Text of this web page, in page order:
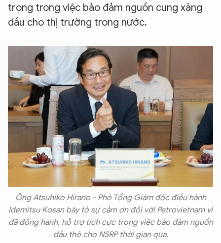
trọng trong việc bảo đảm nguồn cung xăng
dầu cho thị trường trong nước.
Ông Atsuhiko Hirano - Phó Tổng Giám đốc điều hành
Idemitsu Kosan bày tỏ sự cảm ơn đối với Petrovietnam vì
đã đồng hành, hỗ trợ tích cực trong việc bảo đảm nguồn
dầu thô cho NSRP thời gian qua.